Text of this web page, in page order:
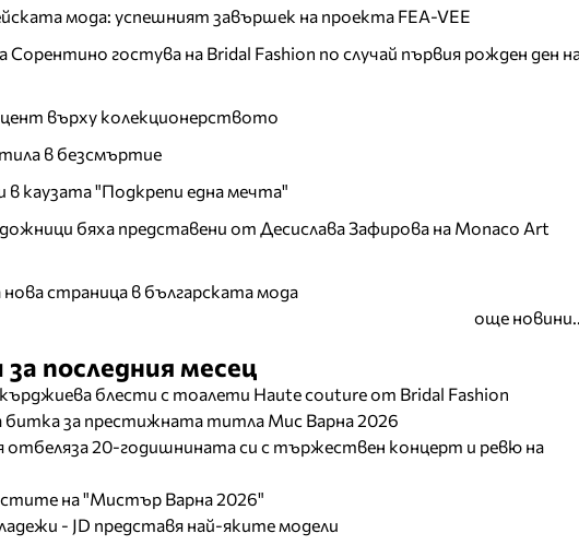
мода: успешният завършек на проекта FEA-VEE
гостува на Bridal Fashion по случай първия рожден ден
върху колекционерството
в безсмъртие
в каузата "Подкрепи една мечта"
бяха представени от Десислава Зафирова на Monaco Art
страница в българската мода
още
последния месец
блести с тоалети Haute couture от Bridal Fashion
битка за престижната титла Мис Варна 2026
20-годишнината си с тържествен концерт и ревю на
на "Мистър Варна 2026"
- JD представя най-яките модели